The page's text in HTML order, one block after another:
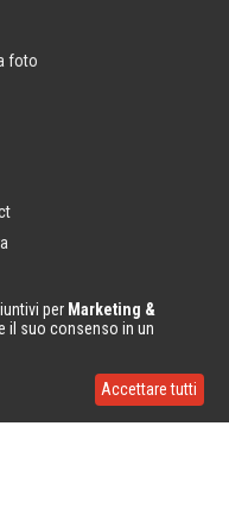
foto
per Marketing &
il suo consenso in un
Accettare tutti